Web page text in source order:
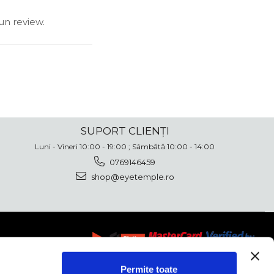
Permite toate
review.
SUPORT CLIENȚI
Luni - Vineri 10:00 - 19:00 ; Sâmbătă 10:00 - 14:00
0769146459
shop@eyetemple.ro